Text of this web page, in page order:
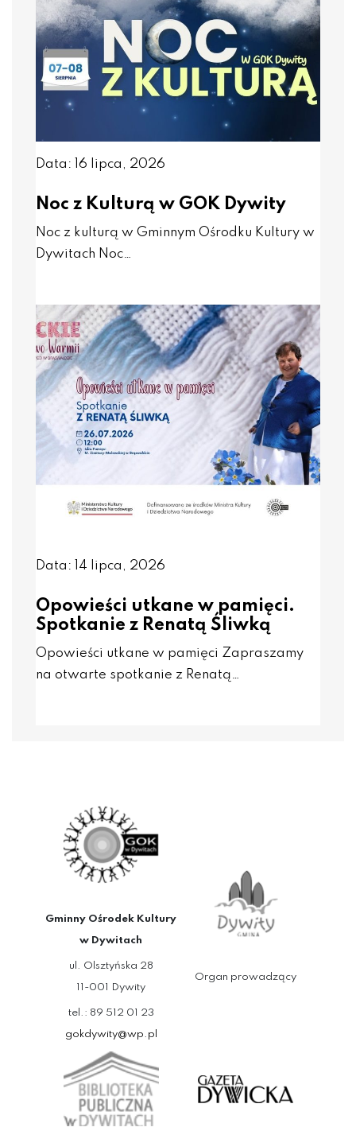
Data: 16 lipca, 2026
Noc z Kulturą w GOK Dywity
Noc z kulturą w Gminnym Ośrodku Kultury w
Dywitach Noc…
Data: 14 lipca, 2026
Opowieści utkane w pamięci.
Spotkanie z Renatą Śliwką
Opowieści utkane w pamięci Zapraszamy
na otwarte spotkanie z Renatą…
Gminny Ośrodek Kultury
w Dywitach
ul. Olsztyńska 28
11-001 Dywity
tel.: 89 512 01 23
gokdywity@wp.pl
Organ prowadzący